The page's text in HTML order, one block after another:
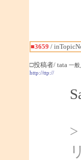
■3659 /
□投稿者/ tata 一般
http://ttp://